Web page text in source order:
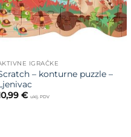
IGRAČKE
– konturne puzzle –
€ uklj. PDV